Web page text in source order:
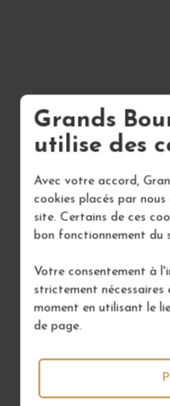
Grands
utilise des
Avec votre accord,
cookies placés par
site. Certains de ces
bon fonctionnement du
Votre consentement à
strictement
moment en utilisant le
de page.
100% DES VINS
en stock
FIDÉLITÉ
5% de remise